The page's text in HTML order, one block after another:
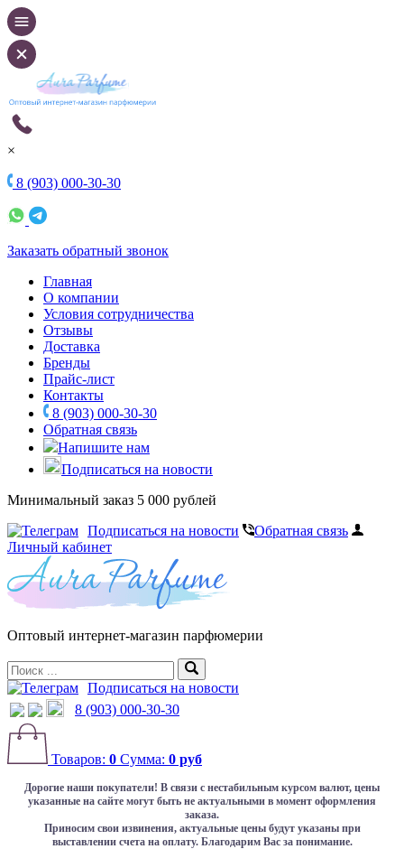
×
8 (903) 000-30-30
Заказать обратный звонок
Главная
О компании
Условия сотрудничества
Отзывы
Доставка
Бренды
Прайс-лист
Контакты
8 (903) 000-30-30
Обратная связь
Напишите нам
Подписаться на новости
Минимальный заказ 5 000 рублей
Подписаться на новости
Обратная связь
Личный кабинет
Оптовый интернет-магазин парфюмерии
Подписаться на новости
8 (903) 000-30-30
Товаров: 0 Сумма: 0 руб
Дорогие наши покупатели! В связи с нестабильным курсом валют, цены
указанные на сайте могут быть не актуальными в момент оформления
заказа.
Приносим свои извинения, актуальные цены будут указаны при
выставлении счета на оплату. Благодарим Вас за понимание.